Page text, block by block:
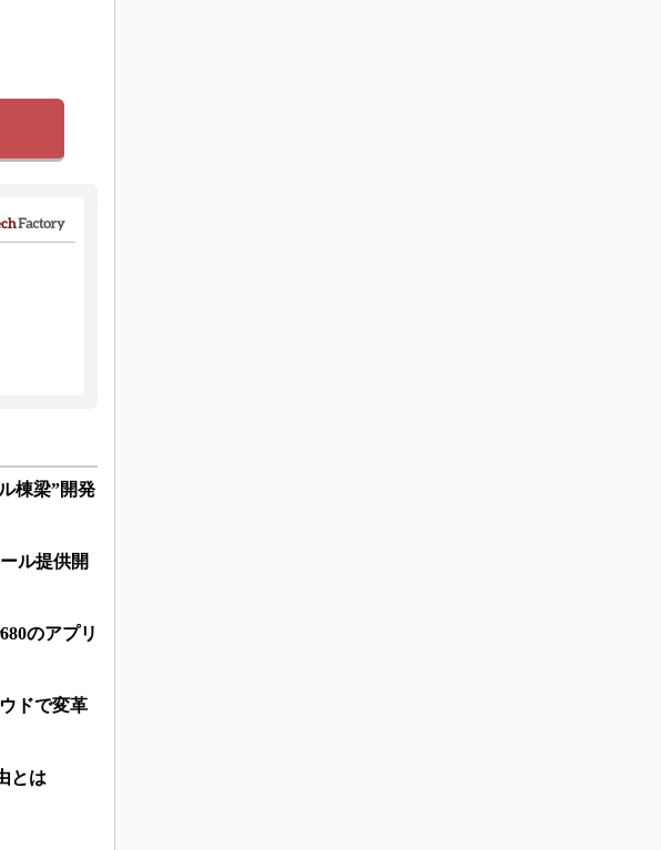
棟梁”開発
ル提供開
のアプリ
ドで変革
とは